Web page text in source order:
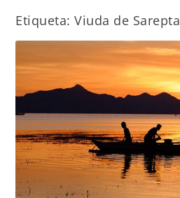
Etiqueta:Viuda de Sarepta